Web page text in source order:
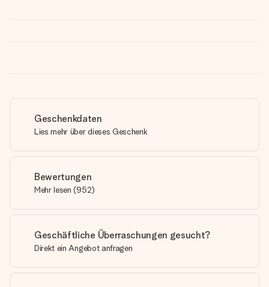
Geschenkdaten
Lies mehr über dieses Geschenk
Bewertungen
Mehr lesen (952)
Geschäftliche Überraschungen gesucht?
Direkt ein Angebot anfragen